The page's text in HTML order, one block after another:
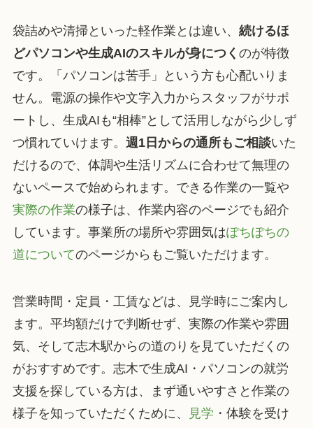
袋詰めや清掃といった軽作業とは違い、 続けるほ
どパソコンや生成AIのスキルが身につく のが特徴
です。「パソコンは苦手」という方も心配いりま
せん。電源の操作や文字入力からスタッフがサポ
ートし、生成AIも“相棒”として活用しながら少しず
つ慣れていけます。 週1日からの通所もご相談いた
だけるので、体調や生活リズムに合わせて無理の
ないペースで始められます。できる作業の一覧や
実際の作業の様子は、作業内容のページでも紹介
しています。事業所の場所や雰囲気はぽちぽちの
道についてのページからもご覧いただけます。
営業時間・定員・工賃などは、見学時にご案内し
ます。平均額だけで判断せず、実際の作業や雰囲
気、そして志木駅からの道のりを見ていただくの
がおすすめです。志木で生成AI・パソコンの就労
支援を探している方は、まず通いやすさと作業の
様子を知っていただくために、
見学 ・体験を受け